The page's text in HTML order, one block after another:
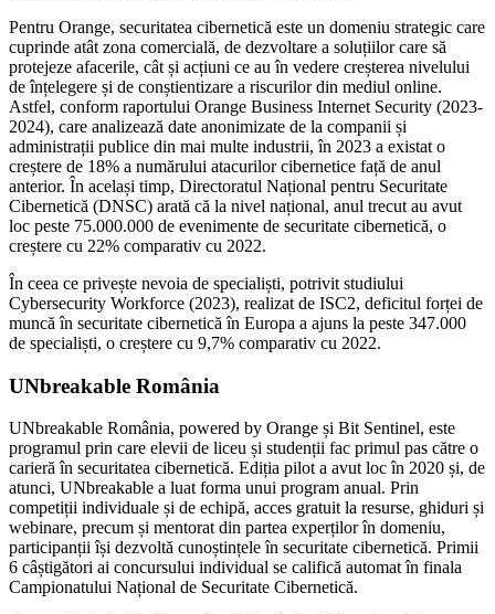
Pentru Orange, securitatea cibernetică este un domeniu strategic care
cuprinde atât zona comercială, de dezvoltare a soluțiilor care să
protejeze afacerile, cât și acțiuni ce au în vedere creșterea nivelului
de înțelegere și de conștientizare a riscurilor din mediul online.
Astfel, conform raportului Orange Business Internet Security (2023-
2024), care analizează date anonimizate de la companii și
administrații publice din mai multe industrii, în 2023 a existat o
creștere de 18% a numărului atacurilor cibernetice față de anul
anterior. În același timp, Directoratul Național pentru Securitate
Cibernetică (DNSC) arată că la nivel național, anul trecut au avut
loc peste 75.000.000 de evenimente de securitate cibernetică, o
creștere cu 22% comparativ cu 2022.
În ceea ce privește nevoia de specialiști, potrivit studiului
Cybersecurity Workforce (2023), realizat de ISC2, deficitul forței de
muncă în securitate cibernetică în Europa a ajuns la peste 347.000
de specialiști, o creștere cu 9,7% comparativ cu 2022.
UNbreakable România
UNbreakable România, powered by Orange și Bit Sentinel, este
programul prin care elevii de liceu și studenții fac primul pas către o
carieră în securitatea cibernetică. Ediția pilot a avut loc în 2020 și, de
atunci, UNbreakable a luat forma unui program anual. Prin
competiții individuale și de echipă, acces gratuit la resurse, ghiduri și
webinare, precum și mentorat din partea experților în domeniu,
participanții își dezvoltă cunoștințele în securitate cibernetică. Primii
6 câștigători ai concursului individual se califică automat în finala
Campionatului Național de Securitate Cibernetică.